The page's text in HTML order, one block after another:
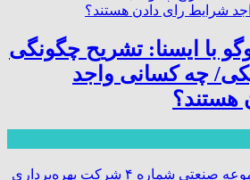
با ایسنا: تشریح چگونگی
چه کسانی واجد
هستند؟